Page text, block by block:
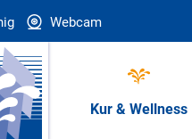
Webcam
Kur & Wellness